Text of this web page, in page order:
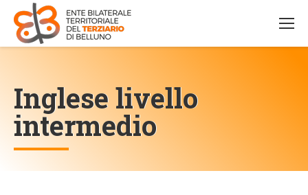
Inglese livello
intermedio